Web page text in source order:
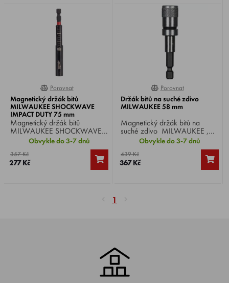
0%
Porovnat
Magnetický držák bitů
MILWAUKEE SHOCKWAVE
IMPACT DUTY 75 mm
4932500395
Magnetický držák bitů
MILWAUKEE SHOCKWAVE
IMPACT DUTY , délka 75 mm,
uchycení HEX 1/4".
Obvykle do 3-7 dnů
357 Kč
277 Kč
0%
Porovnat
Držák bitů na suché zdivo
MILWAUKEE 58 mm
Magnetický držák bitů na
suché zdivo MILWAUKEE ,
délka 58 mm, uchycení HEX
Obvykle do 3-7 dnů
439 Kč
367 Kč
1